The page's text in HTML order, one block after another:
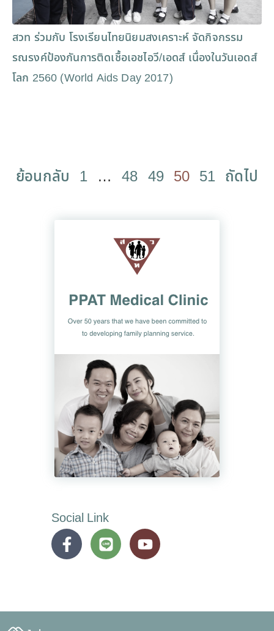
สวท ร่วมกับ โรงเรียนไทยนิยมสงเคราะห์ จัดกิจกรรม
รณรงค์ป้องกันการติดเชื้อเอชไอวี/เอดส์ เนื่องในวันเอดส์
โลก 2560 (World Aids Day 2017)
ย้อนกลับ 1 … 48 49 50 51 ถัดไป
Social Link